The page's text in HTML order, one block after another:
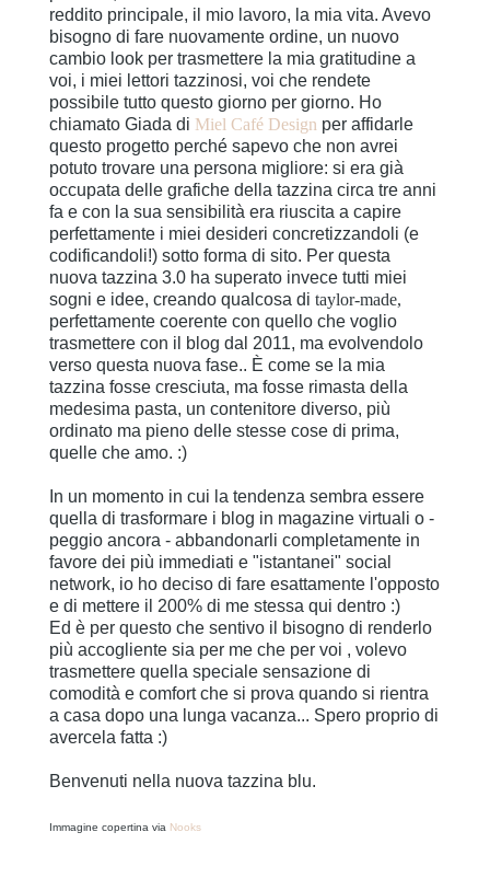
reddito principale, il mio lavoro, la mia vita. Avevo
bisogno di fare nuovamente ordine, un nuovo
cambio look per trasmettere la mia gratitudine a
voi, i miei lettori tazzinosi, voi che rendete
possibile tutto questo giorno per giorno. Ho
chiamato Giada di Miel Café Design per affidarle
questo progetto perché sapevo che non avrei
potuto trovare una persona migliore: si era già
occupata delle grafiche della tazzina circa tre anni
fa e con la sua sensibilità era riuscita a capire
perfettamente i miei desideri concretizzandoli (e
codificandoli!) sotto forma di sito. Per questa
nuova tazzina 3.0 ha superato invece tutti miei
sogni e idee, creando qualcosa di taylor-made,
perfettamente coerente con quello che voglio
trasmettere con il blog dal 2011, ma evolvendolo
verso questa nuova fase.. È come se la mia
tazzina fosse cresciuta, ma fosse rimasta della
medesima pasta, un contenitore diverso, più
ordinato ma pieno delle stesse cose di prima,
quelle che amo. :)
In un momento in cui la tendenza sembra essere
quella di trasformare i blog in magazine virtuali o -
peggio ancora - abbandonarli completamente in
favore dei più immediati e "istantanei" social
network, io ho deciso di fare esattamente l'opposto
e di mettere il 200% di me stessa qui dentro :)
Ed è per questo che sentivo il bisogno di renderlo
più accogliente sia per me che per voi , volevo
trasmettere quella speciale sensazione di
comodità e comfort che si prova quando si rientra
a casa dopo una lunga vacanza... Spero proprio di
avercela fatta :)
Benvenuti nella nuova tazzina blu.
Immagine copertina via Nooks